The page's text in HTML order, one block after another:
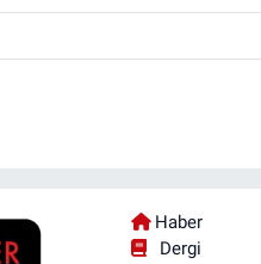
Haber
Dergi